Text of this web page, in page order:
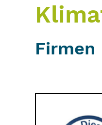
Firmen